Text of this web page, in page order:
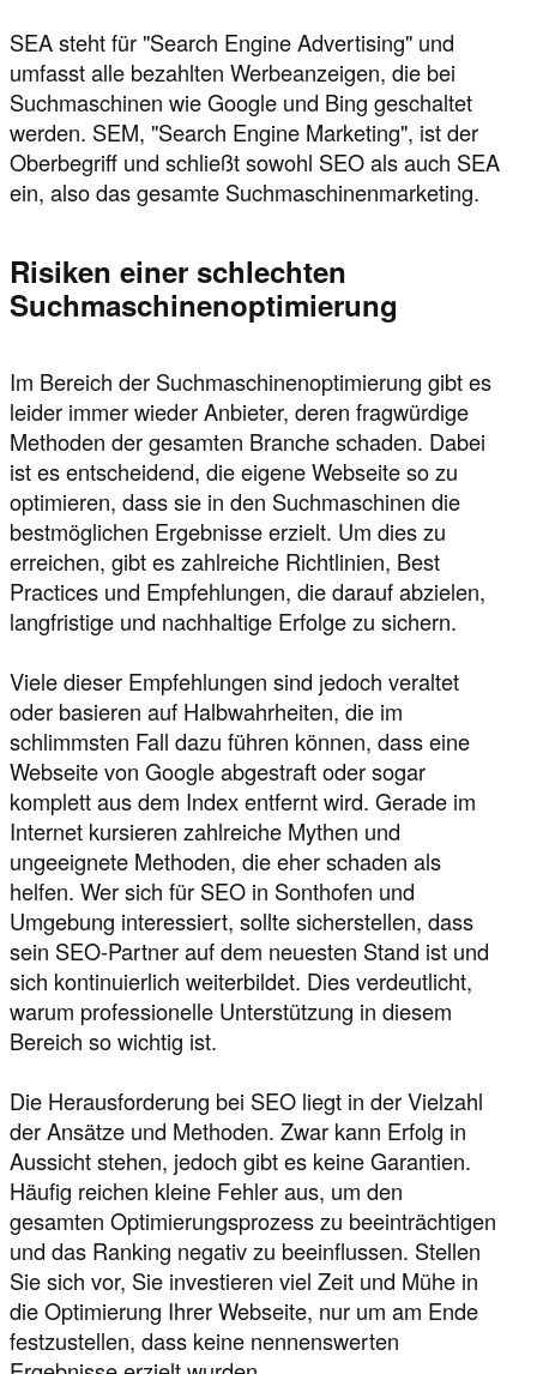
SEA steht für "Search Engine Advertising" und
umfasst alle bezahlten Werbeanzeigen, die bei
Suchmaschinen wie Google und Bing geschaltet
werden. SEM, "Search Engine Marketing", ist der
Oberbegriff und schließt sowohl SEO als auch SEA
ein, also das gesamte Suchmaschinenmarketing.
Risiken einer schlechten
Suchmaschinenoptimierung
Im Bereich der Suchmaschinenoptimierung gibt es
leider immer wieder Anbieter, deren fragwürdige
Methoden der gesamten Branche schaden. Dabei
ist es entscheidend, die eigene Webseite so zu
optimieren, dass sie in den Suchmaschinen die
bestmöglichen Ergebnisse erzielt. Um dies zu
erreichen, gibt es zahlreiche Richtlinien, Best
Practices und Empfehlungen, die darauf abzielen,
langfristige und nachhaltige Erfolge zu sichern.
Viele dieser Empfehlungen sind jedoch veraltet
oder basieren auf Halbwahrheiten, die im
schlimmsten Fall dazu führen können, dass eine
Webseite von Google abgestraft oder sogar
komplett aus dem Index entfernt wird. Gerade im
Internet kursieren zahlreiche Mythen und
ungeeignete Methoden, die eher schaden als
helfen. Wer sich für SEO in Sonthofen und
Umgebung interessiert, sollte sicherstellen, dass
sein SEO-Partner auf dem neuesten Stand ist und
sich kontinuierlich weiterbildet. Dies verdeutlicht,
warum professionelle Unterstützung in diesem
Bereich so wichtig ist.
Die Herausforderung bei SEO liegt in der Vielzahl
der Ansätze und Methoden. Zwar kann Erfolg in
Aussicht stehen, jedoch gibt es keine Garantien.
Häufig reichen kleine Fehler aus, um den
gesamten Optimierungsprozess zu beeinträchtigen
und das Ranking negativ zu beeinflussen. Stellen
Sie sich vor, Sie investieren viel Zeit und Mühe in
die Optimierung Ihrer Webseite, nur um am Ende
festzustellen, dass keine nennenswerten